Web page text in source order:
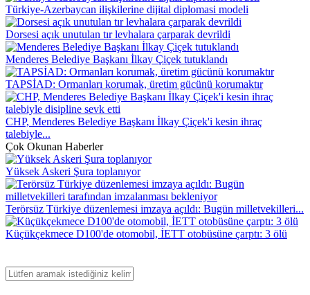
Türkiye-Azerbaycan ilişkilerine dijital diplomasi modeli
Dorsesi açık unutulan tır levhalara çarparak devrildi
Menderes Belediye Başkanı İlkay Çiçek tutuklandı
TAPSİAD: Ormanları korumak, üretim gücünü korumaktır
CHP, Menderes Belediye Başkanı İlkay Çiçek'i kesin ihraç
talebiyle...
Çok Okunan Haberler
Yüksek Askeri Şura toplanıyor
Terörsüz Türkiye düzenlemesi imzaya açıldı: Bugün milletvekilleri...
Küçükçekmece D100'de otomobil, İETT otobüsüne çarptı: 3 ölü